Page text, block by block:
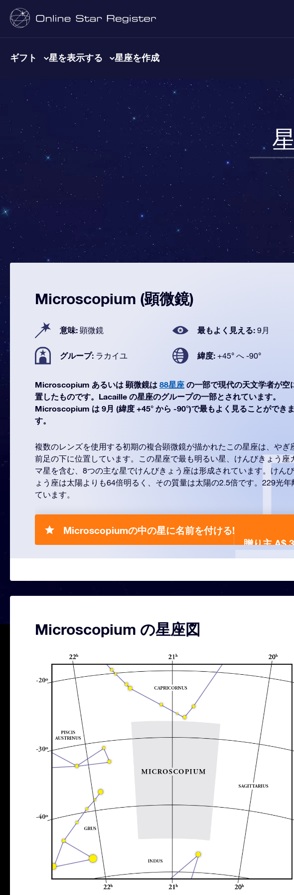
ギフト 星を表示する 星座を作成
Microscopium (顕微鏡)
意味: 顕微鏡 最もよく見える: 9月
グループ: ラカイユ 緯度: +45° へ -90°
Microscopium あるいは 顕微鏡は 88星座 の一部で現代の天文学者が空
置したものです。Lacaille の星座のグループの一部とされています。
Microscopium は 9月 (緯度 +45° から -90°)で最もよく見ることができま
す。
複数のレンズを使用する初期の複合顕微鏡が描かれたこの星座は、やぎ
前足の下に位置しています。この星座で最も明るい星、けんびきょう座
マ星を含む、8つの主な星でけんびきょう座は形成されています。けん
ょう座は太陽よりも64倍明るく、その質量は太陽の2.5倍です。229光年
ています。
Microscopiumの中の星に名前を付ける!
贈り主 A$
Microscopium の星座図